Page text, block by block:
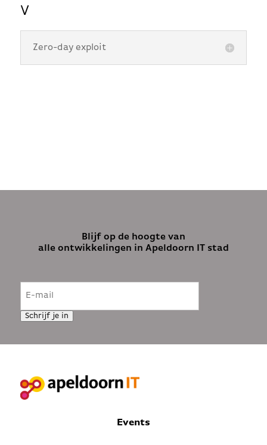
V
Zero-day exploit
Blijf op de hoogte van
alle ontwikkelingen in Apeldoorn IT stad
mailadres
(Vereist)
Schrijf je in
Events